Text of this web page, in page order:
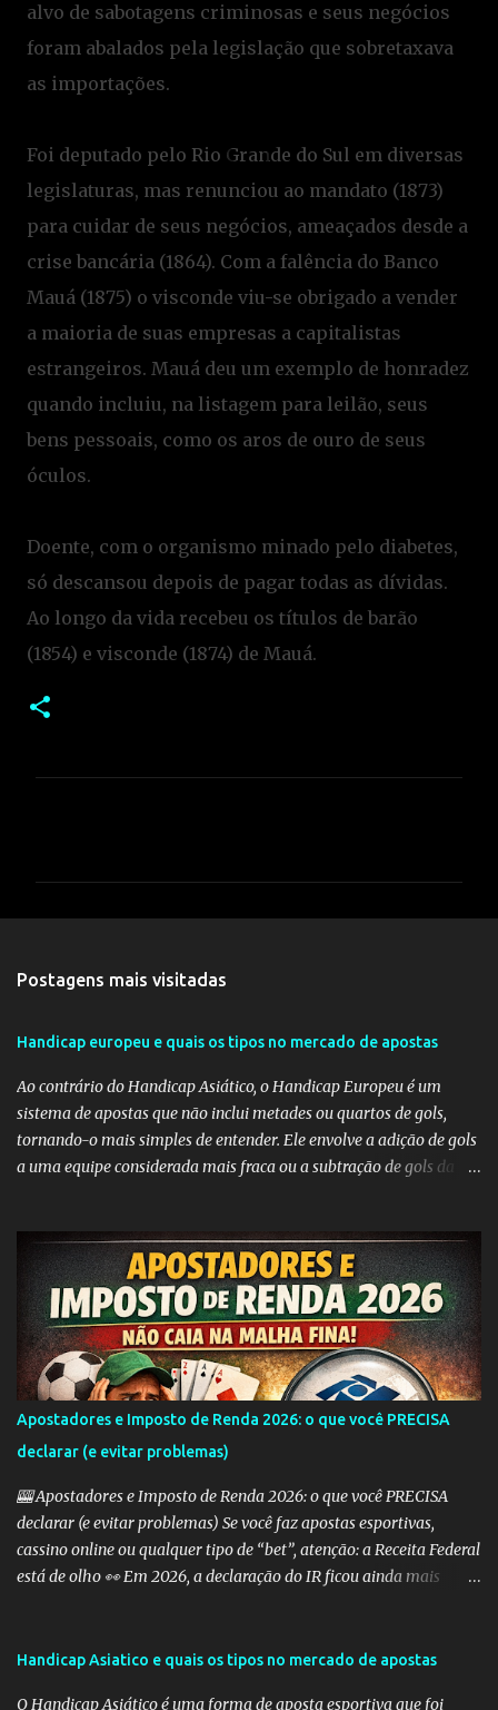
alvo de sabotagens criminosas e seus negócios
foram abalados pela legislação que sobretaxava
as importações.
Foi deputado pelo Rio Grande do Sul em diversas
legislaturas, mas renunciou ao mandato (1873)
para cuidar de seus negócios, ameaçados desde a
crise bancária (1864). Com a falência do Banco
Mauá (1875) o visconde viu-se obrigado a vender
a maioria de suas empresas a capitalistas
estrangeiros. Mauá deu um exemplo de honradez
quando incluiu, na listagem para leilão, seus
bens pessoais, como os aros de ouro de seus
óculos.
Doente, com o organismo minado pelo diabetes,
só descansou depois de pagar todas as dívidas.
Ao longo da vida recebeu os títulos de barão
(1854) e visconde (1874) de Mauá.
o
s
Postagens mais visitadas
Handicap europeu e quais os tipos no mercado de apostas
Ao contrário do Handicap Asiático, o Handicap Europeu é um
sistema de apostas que não inclui metades ou quartos de gols,
tornando-o mais simples de entender. Ele envolve a adição de gols
a uma equipe considerada mais fraca ou a subtração de gols da
tornando-os mais atraentes para os apostadores. Aqui estão
alguns dos tipos mais comuns de Handicap Europeu no mercado
de apostas: Handicap Europeu +1: Nesta aposta, uma equipe é
considerada com uma vantagem de 1 gol antes mesmo do início do
jogo. Isso significa que, se a equipe perder por um gol de diferença,
a aposta é vencedora. Se houver um empate ou se a equipe ganhar,
a aposta também é vencedora. Handicap Europeu +2: Semelhante
ao exemplo anterior, aqui a equipe recebe uma vantagem de 2
gols. Isso significa que a aposta é vencedora se a equipe perder por
uma diferença de até 2 gols. Se a equipe perder por 3 ou m...
Apostadores e Imposto de Renda 2026: o que você PRECISA
declarar (e evitar problemas)
🎰 Apostadores e Imposto de Renda 2026: o que você PRECISA
declarar (e evitar problemas) Se você faz apostas esportivas,
cassino online ou qualquer tipo de “bet”, atenção: a Receita Federal
está de olho 👀 Em 2026, a declaração do IR ficou ainda mais
Qualquer ganho com apostas deve ser informado como: 👉
Handicap Asiatico e quais os tipos no mercado de apostas
O Handicap Asiático é uma forma de aposta esportiva que foi